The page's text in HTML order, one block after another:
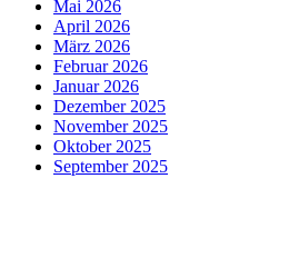
Mai 2026
April 2026
März 2026
Februar 2026
Januar 2026
Dezember 2025
November 2025
Oktober 2025
September 2025